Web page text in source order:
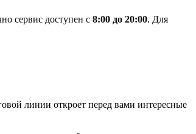
сервис доступен с 8:00 до 20:00. Для
линии откроет перед вами интересные